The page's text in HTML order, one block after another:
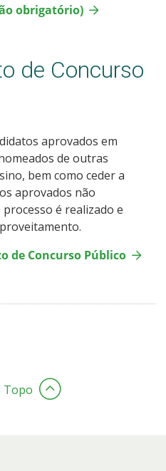
obrigatório)
de Concurso
aprovados em
de outras
bem como ceder a
aprovados não
é realizado e
de Concurso Público
Topo